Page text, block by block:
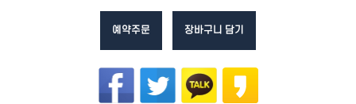
예약주문 장바구니 담기